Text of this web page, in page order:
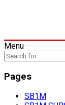
Menu
Pages
SB1M